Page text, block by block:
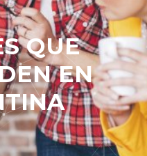
QUE
EN